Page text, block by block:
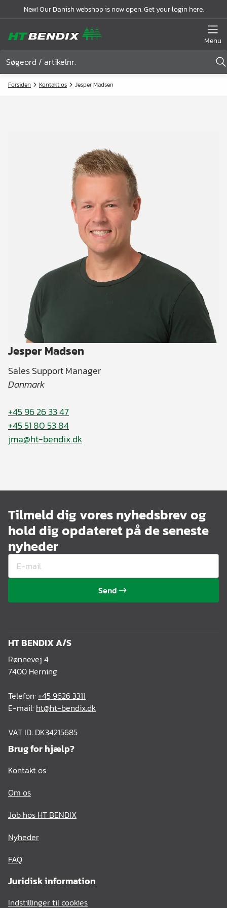
New! Our Danish webshop is now open. Get your login here.
Menu
Forsiden Kontakt os Jesper Madsen
Jesper Madsen
Sales Support Manager
Danmark
+45 96 26 33 47
+45 51 80 53 84
jma@ht-bendix.dk
Tilmeld dig vores nyhedsbrev og
hold dig opdateret på de seneste
nyheder
Send
HT BENDIX A/S
Rønnevej 4
7400 Herning
Telefon: +45 9626 3311
E-mail: ht@ht-bendix.dk
VAT ID: DK34215685
Brug for hjælp?
Kontakt os
Om os
Job hos HT BENDIX
Nyheder
FAQ
Juridisk information
Indstillinger til cookies